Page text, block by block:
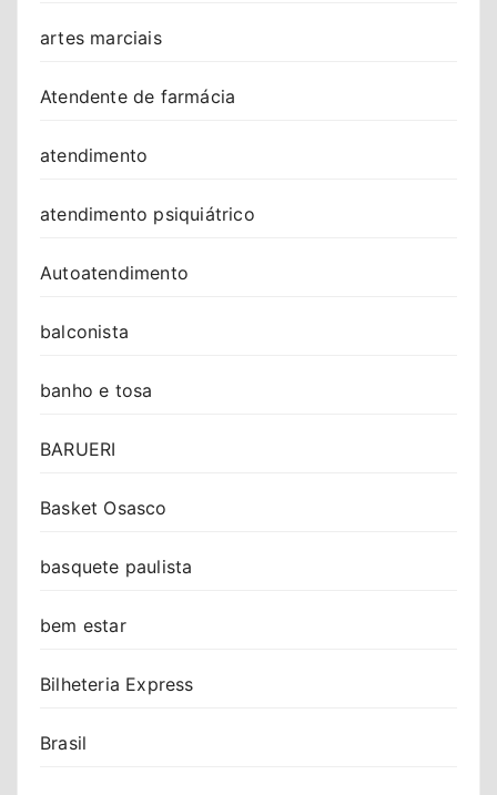
artes marciais
Atendente de farmácia
atendimento
atendimento psiquiátrico
Autoatendimento
balconista
banho e tosa
BARUERI
Basket Osasco
basquete paulista
bem estar
Bilheteria Express
Brasil